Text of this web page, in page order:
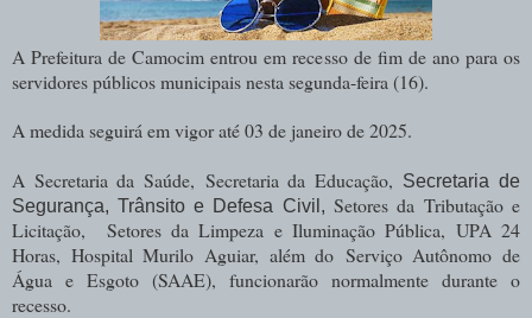
A Prefeitura de Camocim entrou em recesso de fim de ano para os
servidores públicos municipais nesta segunda-feira (16).
A medida seguirá em vigor até 03 de janeiro de 2025.
A Secretaria da Saúde, Secretaria da Educação, Secretaria de
Segurança, Trânsito e Defesa Civil, Setores da Tributação e
Licitação, Setores da Limpeza e Iluminação Pública, UPA 24
Horas, Hospital Murilo Aguiar, além do Serviço Autônomo de
Água e Esgoto (SAAE), funcionarão normalmente durante o
recesso.